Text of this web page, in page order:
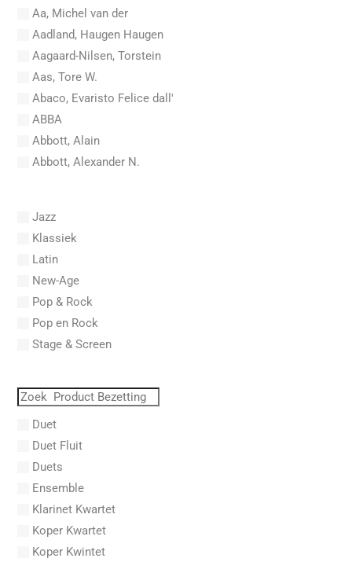
Aa, Michel van der
Aadland, Haugen Haugen
Aagaard-Nilsen, Torstein
Aas, Tore W.
Abaco, Evaristo Felice dall'
ABBA
Abbott, Alain
Abbott, Alexander N.
Abel, Lex
Aberg, Johan Ludvig
Aboucaya, Christian
Aboulker, Isabelle
Abraham, Paul
Abrams, Lester
Abreu, Zequinha
Absil, Jean
AC/DC
Acker, Dieter
Acosta, Omar
Jazz
Klassiek
Latin
New-Age
Pop & Rock
Pop en Rock
Stage & Screen
Duet
Duet Fluit
Duets
Ensemble
Klarinet Kwartet
Koper Kwartet
Koper Kwintet